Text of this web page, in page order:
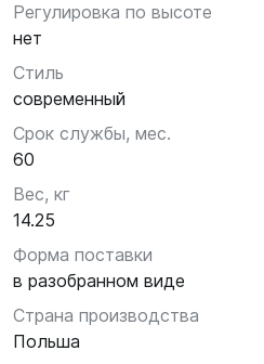
Регулировка по высоте
нет
Стиль
современный
Срок службы, мес.
60
Вес, кг
14.25
Форма поставки
в разобранном виде
Страна производства
Польша